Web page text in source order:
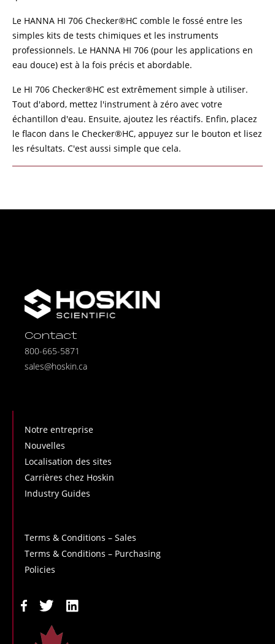
Le HANNA HI 706 Checker®HC comble le fossé entre les
simples kits de tests chimiques et les instruments
professionnels. Le HANNA HI 706 (pour les applications en
eau douce) est à la fois précis et abordable.
Le HI 706 Checker®HC est extrêmement simple à utiliser.
Tout d'abord, mettez l'instrument à zéro avec votre
échantillon d'eau. Ensuite, ajoutez les réactifs. Enfin, placez
le flacon dans le Checker®HC, appuyez sur le bouton et lisez
les résultats. C'est aussi simple que cela.
Contact
800-665-5871
sales@hoskin.ca
Notre entreprise
Nouvelles
Localisation des sites
Carrières chez Hoskin
Industry Guides
Terms & Conditions – Sales
Terms & Conditions – Purchasing
Policies